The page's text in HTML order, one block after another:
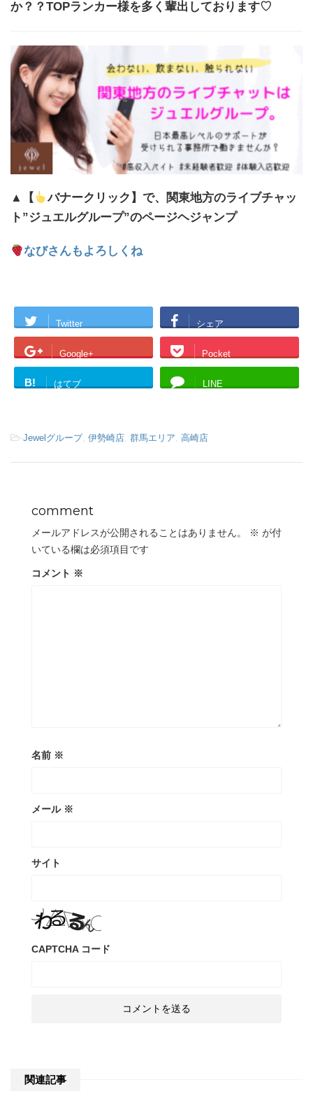
か？？TOPランカー様を多く輩出しております♡
▲【
バナークリック】で、関東地方のライブチャッ
ト”ジュエルグループ”のページヘジャンプ
なびさんもよろしくね
Twitter シェア
Google+ Pocket
B! はてブ LINE
-Jewelグループ, 伊勢崎店, 群馬エリア, 高崎店
comment
メールアドレスが公開されることはありません。 ※ が付
いている欄は必須項目です
コメント ※
名前 ※
メール ※
サイト
CAPTCHA コード
関連記事